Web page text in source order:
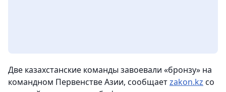
Две казахстанские команды завоевали «бронзу» на
командном Первенстве Азии, сообщаетzakon.kz со